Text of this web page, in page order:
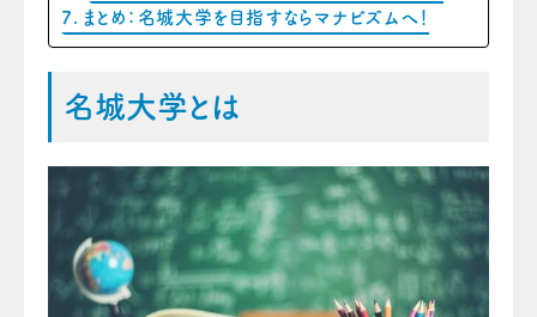
まとめ：名城大学を目指すならマナビズムへ！
名城大学とは